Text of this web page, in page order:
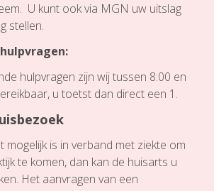
U kunt ook via MGN uw uitslag
stellen.
hulpvragen zijn wij tussen 8:00 en
u toetst dan direct een 1.
mogelijk is in verband met ziekte om
te komen, dan kan de huisarts u
Het aanvragen van een